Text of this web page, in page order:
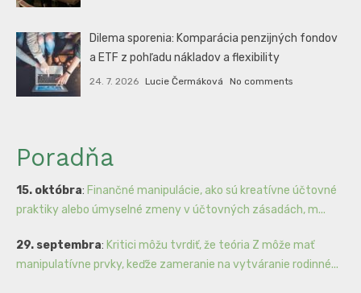
Dilema sporenia: Komparácia penzijných fondov
a ETF z pohľadu nákladov a flexibility
24. 7. 2026 Lucie Čermáková No comments
Poradňa
15. októbra: Finančné manipulácie, ako sú kreatívne účtovné
praktiky alebo úmyselné zmeny v účtovných zásadách, m...
29. septembra: Kritici môžu tvrdiť, že teória Z môže mať
manipulatívne prvky, keďže zameranie na vytváranie rodinné...